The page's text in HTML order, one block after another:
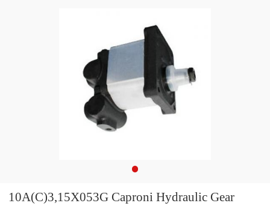
10A(C)3,15X053G Caproni Hydraulic Gear